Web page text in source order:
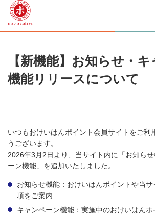
【新機能】お知らせ・
機能リリースについて
いつもおけいはんポイント会員サイトをご利
うございます。
2026年3月2日より、当サイト内に「お知ら
ーン機能」を追加いたしました。
お知らせ機能：おけいはんポイントや当
項をご案内
キャンペーン機能：実施中のおけいはん